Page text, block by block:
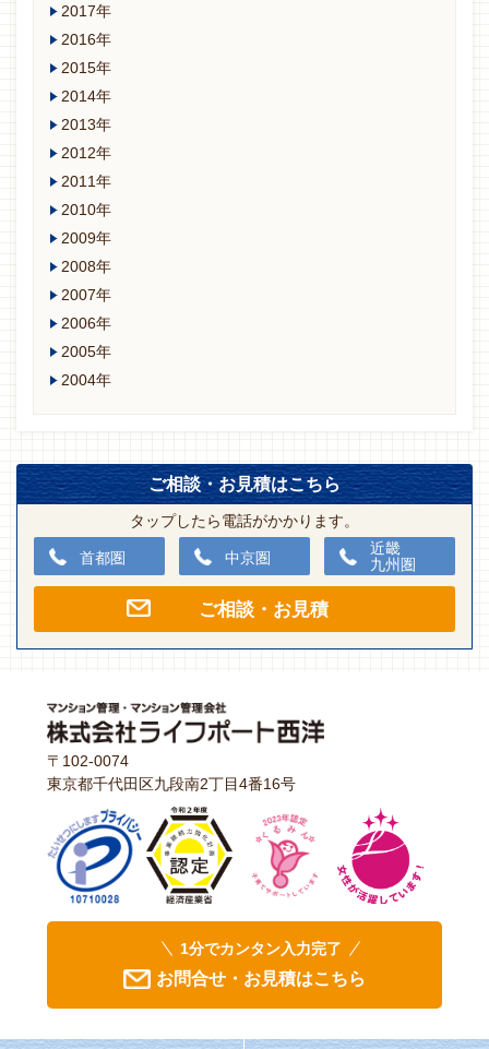
2017年
2016年
2015年
2014年
2013年
2012年
2011年
2010年
2009年
2008年
2007年
2006年
2005年
2004年
ご相談・お見積はこちら
タップしたら電話がかかります。
首都圏 中京圏
近畿
九州圏
ご相談・お見積
〒102-0074
東京都千代田区九段南2丁目4番16号
1分でカンタン入力完了
お問合せ・お見積はこちら